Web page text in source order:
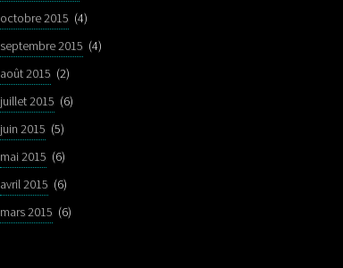
octobre 2015 (4)
septembre 2015 (4)
août 2015 (2)
juillet 2015 (6)
juin 2015 (5)
mai 2015 (6)
avril 2015 (6)
mars 2015 (6)